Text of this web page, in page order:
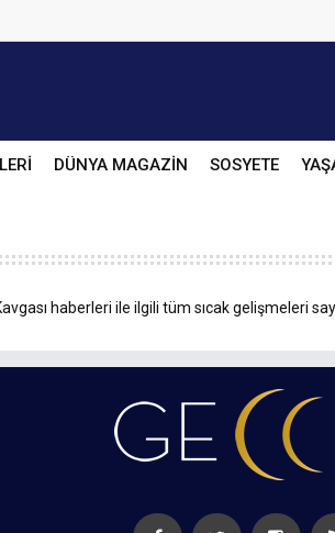
DÜNYA MAGAZİN SOSYETE
haberleri ile ilgili tüm sıcak gelişmeleri